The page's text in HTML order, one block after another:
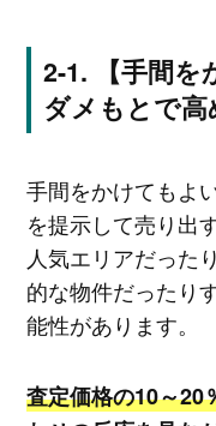
【手間
ダメもとで
手間をかけてもよ
を提示して売り出
人気エリアだった
的な物件だったり
能性があります。
査定価格の10～20